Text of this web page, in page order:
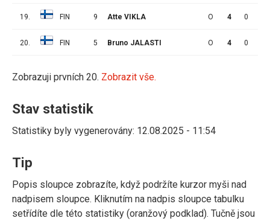
19. FIN 9 Atte VIKLA O 4 0
20. FIN 5 Bruno JALASTI O 4 0
Zobrazuji prvních 20. Zobrazit vše.
Stav statistik
Statistiky byly vygenerovány: 12.08.2025 - 11:54
Tip
Popis sloupce zobrazíte, když podržíte kurzor myši nad
nadpisem sloupce. Kliknutím na nadpis sloupce tabulku
setřídíte dle této statistiky (oranžový podklad). Tučně jsou